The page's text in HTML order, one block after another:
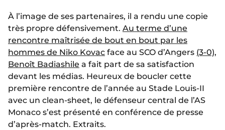
À l’image de ses partenaires, il a rendu une copie
très propre défensivement. Au terme d’une
rencontre maîtrisée de bout en bout par les
hommes de Niko Kovac face au SCO d’Angers (3-0),
Benoît Badiashile a fait part de sa satisfaction
devant les médias. Heureux de boucler cette
première rencontre de l’année au Stade Louis-II
avec un clean-sheet, le défenseur central de l’AS
Monaco s’est présenté en conférence de presse
d’après-match. Extraits.